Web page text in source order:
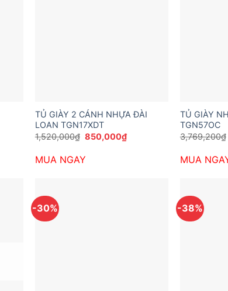
TỦ GIÀY 2 CÁNH NHỰA ĐÀI
LOAN TGN17XDT
1,520,000₫ Giá
1,520,000₫.
850,000₫Giá
MUA NGAY
TỦ GIÀY
TGN57OC
3,769,200₫
MUA
-30% -38%